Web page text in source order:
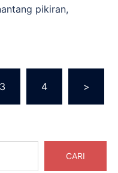
pikiran,
3 4 >
CARI